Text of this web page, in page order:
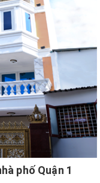
phố Quận 1